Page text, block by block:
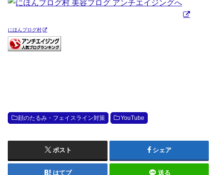
にほんブログ村
顔のたるみ・フェイスライン対策 YouTube
ポスト シェア
はてブ 送る